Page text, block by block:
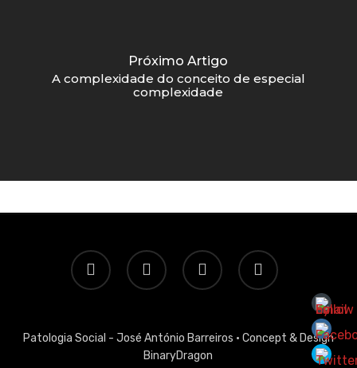
Próximo Artigo
A complexidade do conceito de especial
complexidade
twitter facebook linkedin email
Patologia Social - José António Barreiros · Concept & Design
BinaryDragon